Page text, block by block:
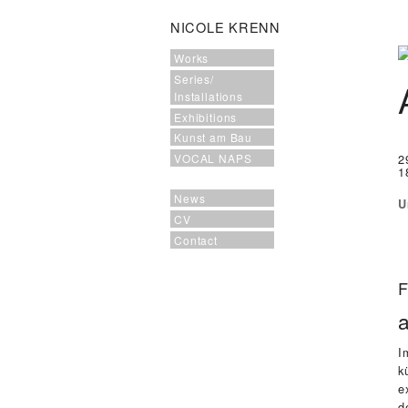
NICOLE KRENN
Works
Series/
Installations
Exhibitions
Kunst am Bau
VOCAL NAPS
News
CV
Contact